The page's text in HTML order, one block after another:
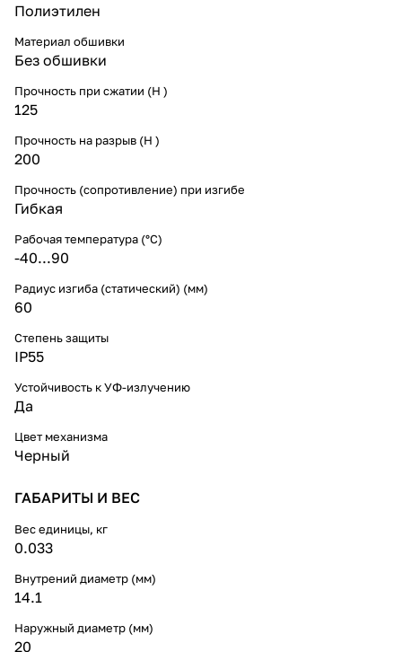
Полиэтилен
Материал обшивки
Без обшивки
Прочность при сжатии (Н )
125
Прочность на разрыв (Н )
200
Прочность (сопротивление) при изгибе
Гибкая
Рабочая температура (°C)
-40...90
Радиус изгиба (статический) (мм)
60
Степень защиты
IP55
Устойчивость к УФ-излучению
Да
Цвет механизма
Черный
ГАБАРИТЫ И ВЕС
Вес единицы, кг
0.033
Внутрений диаметр (мм)
14.1
Наружный диаметр (мм)
20